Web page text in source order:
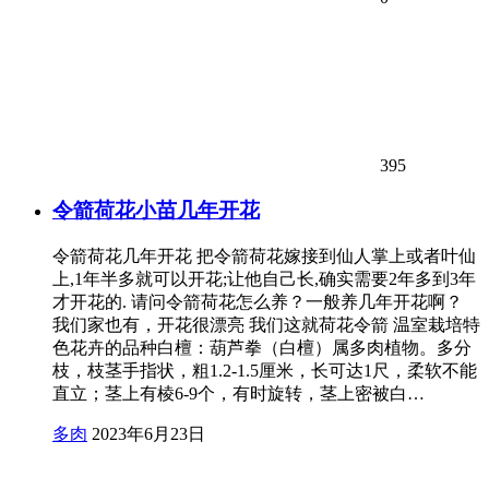
395
令箭荷花小苗几年开花
令箭荷花几年开花 把令箭荷花嫁接到仙人掌上或者叶仙
上,1年半多就可以开花;让他自己长,确实需要2年多到3年
才开花的. 请问令箭荷花怎么养？一般养几年开花啊？
我们家也有，开花很漂亮 我们这就荷花令箭 温室栽培特
色花卉的品种白檀：葫芦拳（白檀）属多肉植物。多分
枝，枝茎手指状，粗1.2-1.5厘米，长可达1尺，柔软不能
直立；茎上有棱6-9个，有时旋转，茎上密被白…
多肉 2023年6月23日